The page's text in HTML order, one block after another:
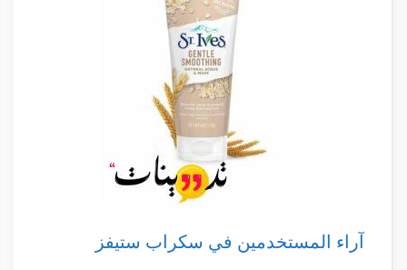
آراء المستخدمين في سكراب ستيفز